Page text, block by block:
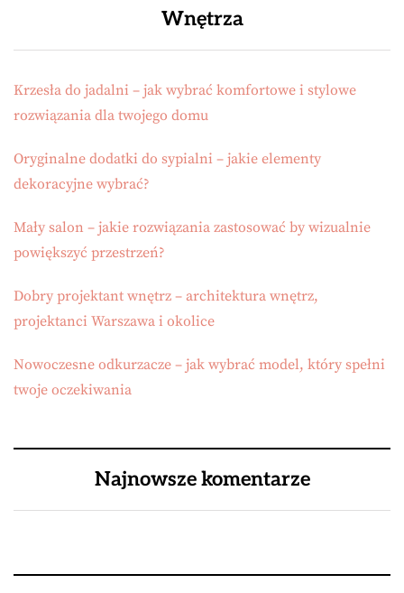
Wnętrza
Krzesła do jadalni – jak wybrać komfortowe i stylowe
rozwiązania dla twojego domu
Oryginalne dodatki do sypialni – jakie elementy
dekoracyjne wybrać?
Mały salon – jakie rozwiązania zastosować by wizualnie
powiększyć przestrzeń?
Dobry projektant wnętrz – architektura wnętrz,
projektanci Warszawa i okolice
Nowoczesne odkurzacze – jak wybrać model, który spełni
twoje oczekiwania
Najnowsze komentarze